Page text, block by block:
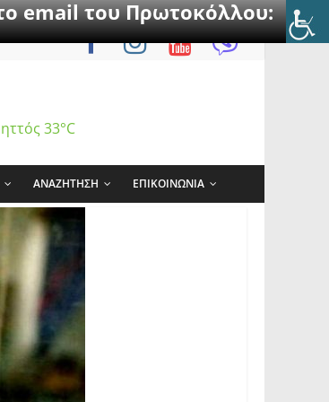
email του Πρωτοκόλλου:
33°C
ΑΝΑΖΗΤΗΣΗ ΕΠΙΚΟΙΝΩΝΙΑ